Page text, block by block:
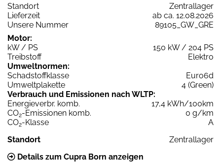
Standort
Zentrallager
Lieferzeit
ab ca. 12.08.2026
Unsere Nummer
89105_GW_GRE
Motor:
kW / PS
150 kW / 204 PS
Treibstoff
Elektro
Umweltnormen:
Schadstoffklasse
Euro6d
Umweltplakette
4 (Green)
Verbrauch und Emissionen nach WLTP:
Energieverbr. komb.
17,4 kWh/100km
CO2-Emissionen komb.
0 g/km
CO2-Klasse
A
Standort
Zentrallager
Details zum Cupra Born anzeigen